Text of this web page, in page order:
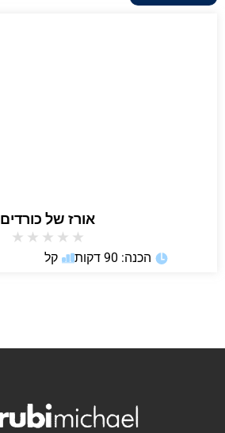
אורז של כורדים
★
★
★
★
★
הכנה: 90 דקות קל